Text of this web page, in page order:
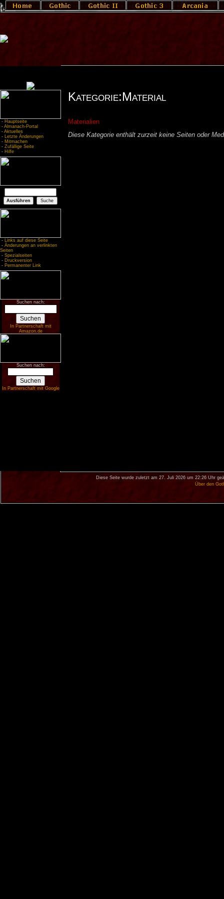
- Hauptseite
- Almanach-Portal
- Aktuelles
- Letzte Änderungen
- Mitmachen
- Zufällige Seite
- Hilfe
- Links auf diese Seite
- Änderungen an verlinkten
Seiten
- Spezialseiten
- Druckversion
- Permanenter Link
Suchen nach:
In Partnerschaft mit
Amazon.de
Suchen nach:
In Partnerschaft mit Google
Kategorie:Material
Materialien
Diese Kategorie enthält zurzeit keine Seiten oder
Diese Seite wurde zuletzt am 27. Juli 2026 um 22:26 Uhr
Über den